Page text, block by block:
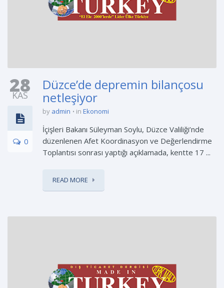
28
KAS
0
Düzce’de depremin bilançosu
netleşiyor
by admin in Ekonomi
İçişleri Bakanı Süleyman Soylu, Düzce Valiliği’nde
düzenlenen Afet Koordinasyon ve Değerlendirme
Toplantısı sonrası yaptığı açıklamada, kentte 17 ...
READ MORE